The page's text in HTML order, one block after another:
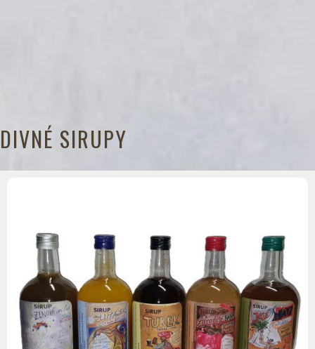
DIVNÉ SIRUPY